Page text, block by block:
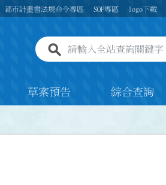
都市計畫書法規命令專區 SOP專區 logo下載
全站查詢關鍵字欄位
草案預告 綜合查詢